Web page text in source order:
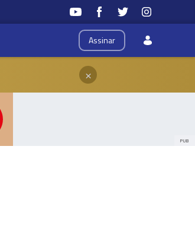
Assinar
×
PUB